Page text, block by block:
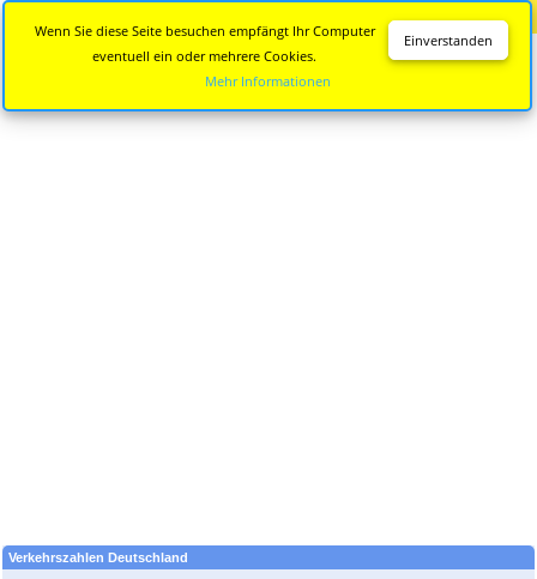
Verkehrszahlen Deutschland
Einverstanden
Wenn Sie diese Seite besuchen empfängt Ihr Computer
eventuell ein oder mehrere Cookies.
Mehr Informationen